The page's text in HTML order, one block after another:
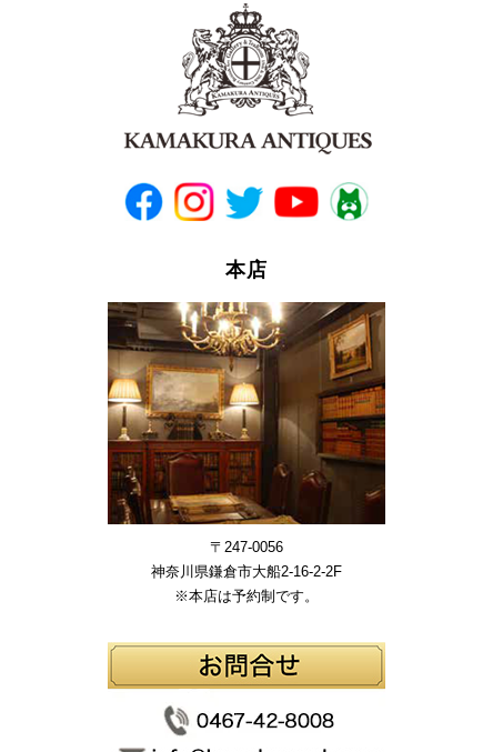
本店
〒247-0056
神奈川県鎌倉市大船2-16-2-2F
※本店は予約制です。